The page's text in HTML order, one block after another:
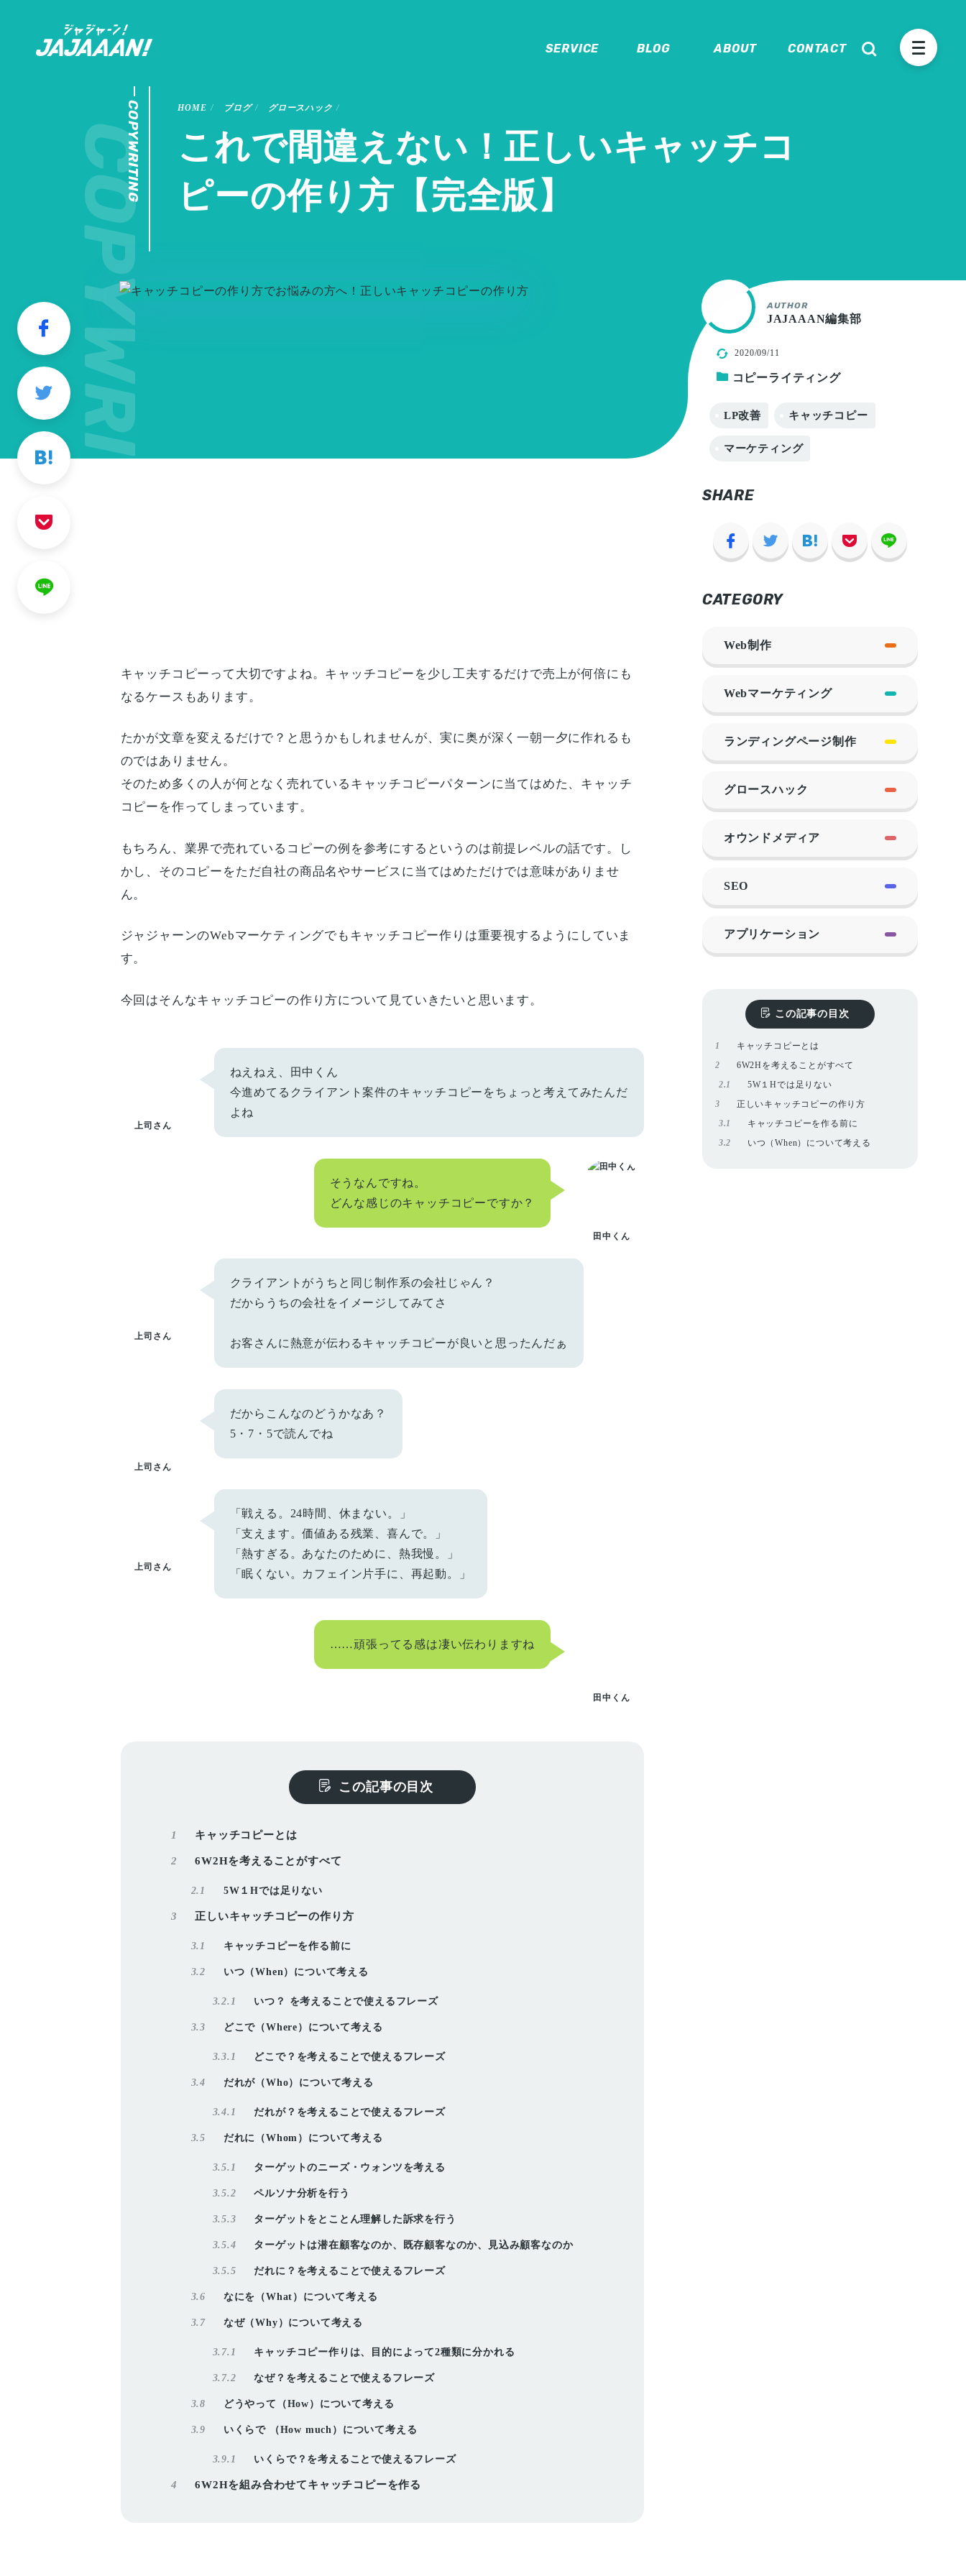
SERVICE BLOG ABOUT CONTACT
HOME ブログ グロースハック
これで間違えない！正しいキャッチコ
ピーの作り方【完全版】
COPYWRITING
COPYWRITING
キャッチコピーって大切ですよね。キャッチコピーを少し工夫するだけで売上が何倍にも
なるケースもあります。
たかが文章を変えるだけで？と思うかもしれませんが、実に奥が深く一朝一夕に作れるも
のではありません。
そのため多くの人が何となく売れているキャッチコピーパターンに当てはめた、キャッチ
コピーを作ってしまっています。
もちろん、業界で売れているコピーの例を参考にするというのは前提レベルの話です。し
かし、そのコピーをただ自社の商品名やサービスに当てはめただけでは意味がありませ
ん。
ジャジャーンのWebマーケティングでもキャッチコピー作りは重要視するようにしていま
す。
今回はそんなキャッチコピーの作り方について見ていきたいと思います。
上司さん
ねえねえ、田中くん
今進めてるクライアント案件のキャッチコピーをちょっと考えてみたんだ
よね
田中くん
そうなんですね。
どんな感じのキャッチコピーですか？
上司さん
クライアントがうちと同じ制作系の会社じゃん？
だからうちの会社をイメージしてみてさ
お客さんに熱意が伝わるキャッチコピーが良いと思ったんだぁ
上司さん
だからこんなのどうかなあ？
5・7・5で読んでね
上司さん
「戦える。24時間、休まない。」
「支えます。価値ある残業、喜んで。」
「熱すぎる。あなたのために、熱我慢。」
「眠くない。カフェイン片手に、再起動。」
田中くん
……頑張ってる感は凄い伝わりますね
この記事の目次
1 キャッチコピーとは
2 6W2Hを考えることがすべて
2.1 5W１Hでは足りない
3 正しいキャッチコピーの作り方
3.1 キャッチコピーを作る前に
3.2 いつ（When）について考える
3.2.1 いつ？ を考えることで使えるフレーズ
3.3 どこで（Where）について考える
3.3.1 どこで？を考えることで使えるフレーズ
3.4 だれが（Who）について考える
3.4.1 だれが？を考えることで使えるフレーズ
3.5 だれに（Whom）について考える
3.5.1 ターゲットのニーズ・ウォンツを考える
3.5.2 ペルソナ分析を行う
3.5.3 ターゲットをとことん理解した訴求を行う
3.5.4 ターゲットは潜在顧客なのか、既存顧客なのか、見込み顧客なのか
3.5.5 だれに？を考えることで使えるフレーズ
3.6 なにを（What）について考える
3.7 なぜ（Why）について考える
3.7.1 キャッチコピー作りは、目的によって2種類に分かれる
3.7.2 なぜ？を考えることで使えるフレーズ
3.8 どうやって（How）について考える
3.9 いくらで （How much）について考える
3.9.1 いくらで？を考えることで使えるフレーズ
4 6W2Hを組み合わせてキャッチコピーを作る
AUTHOR
JAJAAAN編集部
2020/09/11
コピーライティング
LP改善 キャッチコピー
マーケティング
SHARE
CATEGORY
Web制作
Webマーケティング
ランディングページ制作
グロースハック
オウンドメディア
SEO
アプリケーション
この記事の目次
1
キャッチコピーとは
2
6W2Hを考えることがすべて
2.1
5W１Hでは足りない
3
正しいキャッチコピーの作り方
3.1
キャッチコピーを作る前に
3.2
いつ（When）について考える